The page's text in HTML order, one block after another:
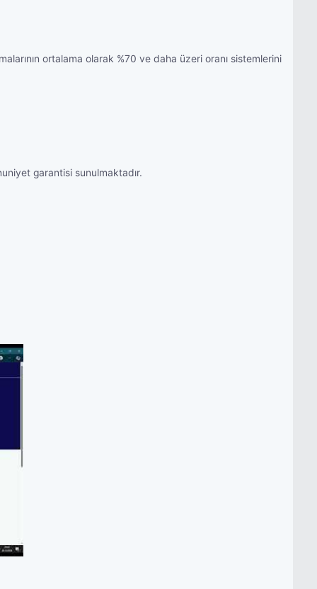
ortalama olarak %70 ve daha üzeri oranı sistemlerini
garantisi sunulmaktadır.